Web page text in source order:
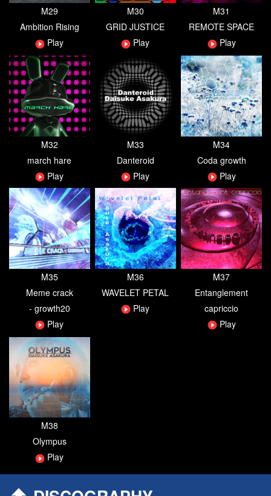
M29
Ambition Rising
Play
M30
GRID JUSTICE
Play
M31
REMOTE SPACE
Play
M32
march hare
Play
M33
Danteroid
Play
M34
Coda growth
Play
M35
Meme crack
- growth20
Play
M36
WAVELET PETAL
Play
M37
Entanglement
capriccio
Play
M38
Olympus
Play